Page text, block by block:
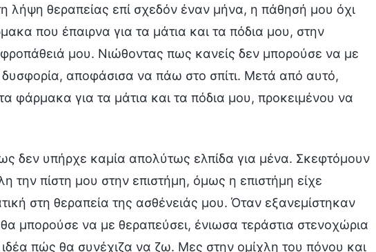
λήψη θεραπείας επί σχεδόν έναν μήνα, η πάθησή μου όχι
που έπαιρνα για τα μάτια και τα πόδια μου, στην
μου. Νιώθοντας πως κανείς δεν μπορούσε να με
αποφάσισα να πάω στο σπίτι. Μετά από αυτό,
φάρμακα για τα μάτια και τα πόδια μου, προκειμένου να
δεν υπήρχε καμία απολύτως ελπίδα για μένα. Σκεφτόμουν
την πίστη μου στην επιστήμη, όμως η επιστήμη είχε
στη θεραπεία της ασθένειάς μου. Όταν εξανεμίστηκαν
θα μπορούσε να με θεραπεύσει, ένιωσα τεράστια στενοχώρια
πώς θα συνέχιζα να ζω. Μες στην ομίχλη του πόνου και